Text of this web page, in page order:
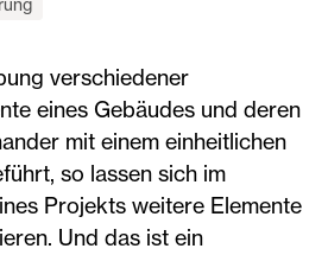
verschiedener
eines Gebäudes und deren
mit einem einheitlichen
so lassen sich im
Projekts weitere Elemente
Und das ist ein